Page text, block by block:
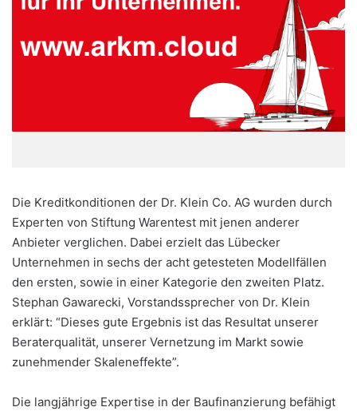
Die Kreditkonditionen der Dr. Klein Co. AG wurden durch
Experten von Stiftung Warentest mit jenen anderer
Anbieter verglichen. Dabei erzielt das Lübecker
Unternehmen in sechs der acht getesteten Modellfällen
den ersten, sowie in einer Kategorie den zweiten Platz.
Stephan Gawarecki, Vorstandssprecher von Dr. Klein
erklärt: “Dieses gute Ergebnis ist das Resultat unserer
Beraterqualität, unserer Vernetzung im Markt sowie
zunehmender Skaleneffekte”.
Die langjährige Expertise in der Baufinanzierung befähigt